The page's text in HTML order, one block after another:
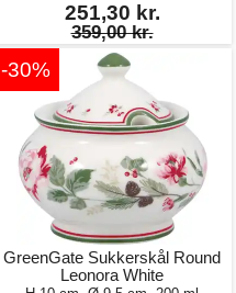
251,30 kr.
359,00 kr.
-30%
GreenGate Sukkerskål Round
Leonora White